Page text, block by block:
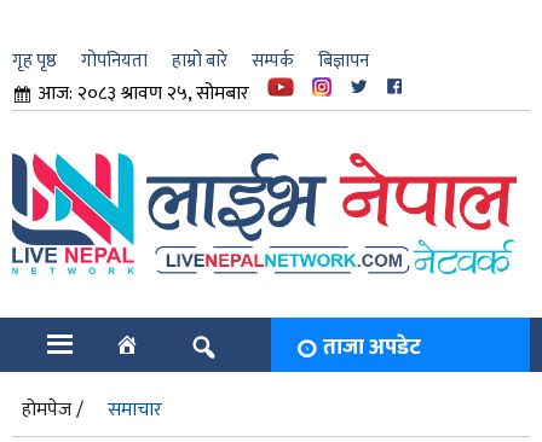
गृह पृष्ठ गोपनियता हाम्रो बारे सम्पर्क बिज्ञापन
आज: २०८३ श्रावण २५, सोमबार
ताजा अपडेट
होमपेज / समाचार